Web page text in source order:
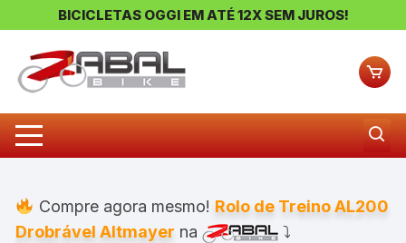
BICICLETAS OGGI EM ATÉ 12X SEM JUROS!
Compre agora mesmo! Rolo de Treino AL200
Drobrável Altmayer na ⤵